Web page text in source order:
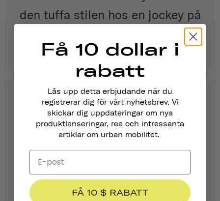
den tuffa stilen hos en jockey på
"...högpresterande, snygga, unisex
cykelhjälmar som syftar till att
eliminera stigmatiseringen av att
Få 10 dollar i
rabatt
Lås upp detta erbjudande när du
registrerar dig för vårt nyhetsbrev. Vi
skickar dig uppdateringar om nya
produktlanseringar, rea och intressanta
artiklar om urban mobilitet.
FÅ 10 $ RABATT